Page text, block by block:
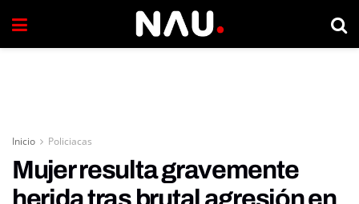
Inicio Policiacas
Mujer resulta gravemente